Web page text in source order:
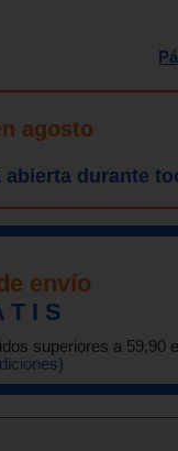
agosto
durante
envío
T I S
superiores a 59,90